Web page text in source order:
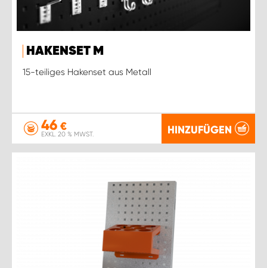
HAKENSET M
15-teiliges Hakenset aus Metall
46 €
EXKL. 20 % MWST. HINZUFÜGEN